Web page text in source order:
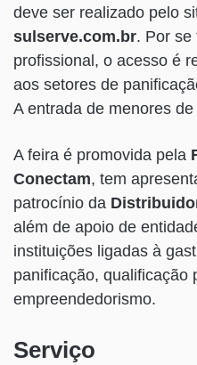
deve ser realizado pelo
sulserve.com.br. Por se
profissional, o acesso é
aos setores de
A entrada de menores
A feira é promovida pela
Conectam, tem
patrocínio da
além de apoio de
instituições ligadas à
panificação, qualificação
empreendedorismo.
Serviço